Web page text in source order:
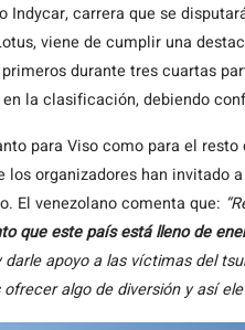
Indycar, carrera que se
viene de cumplir una
durante tres cuartas
la clasificación, debiendo
para Viso como para el
los organizadores han invitado
El venezolano comenta que:
que este país está lleno de
apoyo a las víctimas del
algo de diversión y así